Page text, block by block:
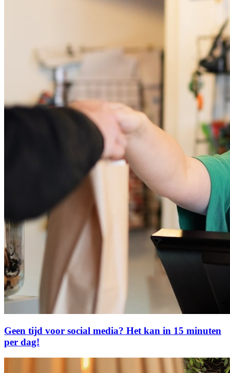
Geen tijd voor social media? Het kan in 15 minuten
per dag!